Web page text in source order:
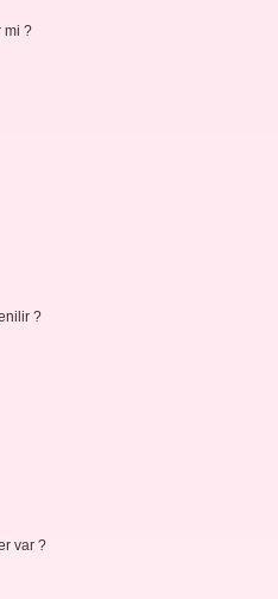
mi ?
?
var ?